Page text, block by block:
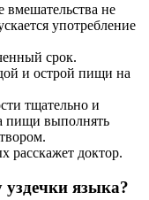
вмешательства не
употребление
срок.
и острой пищи на
тщательно и
пищи выполнять
расскажет доктор.
языка?